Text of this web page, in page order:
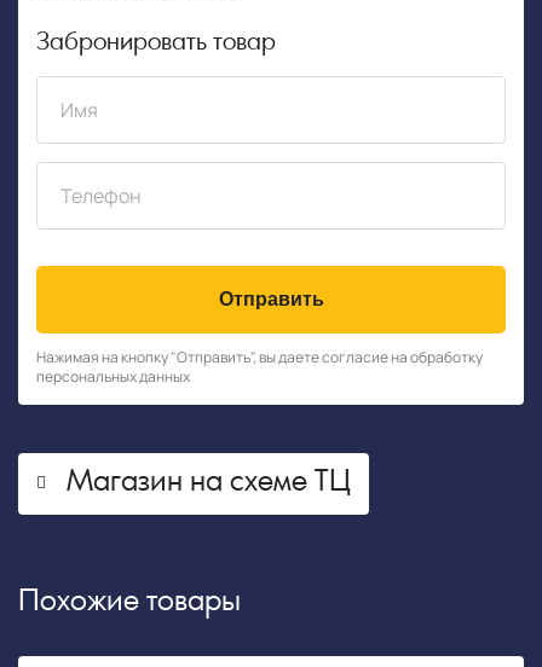
Забронировать товар
Отправить
Нажимая на кнопку "Отправить", вы даете согласие на обработку
персональных данных
Магазин на схеме ТЦ
Похожие товары